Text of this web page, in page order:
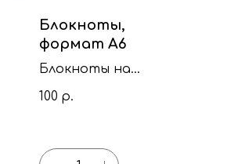
Блокноты,
формат А6
Блокноты на
пружинке
100 р.